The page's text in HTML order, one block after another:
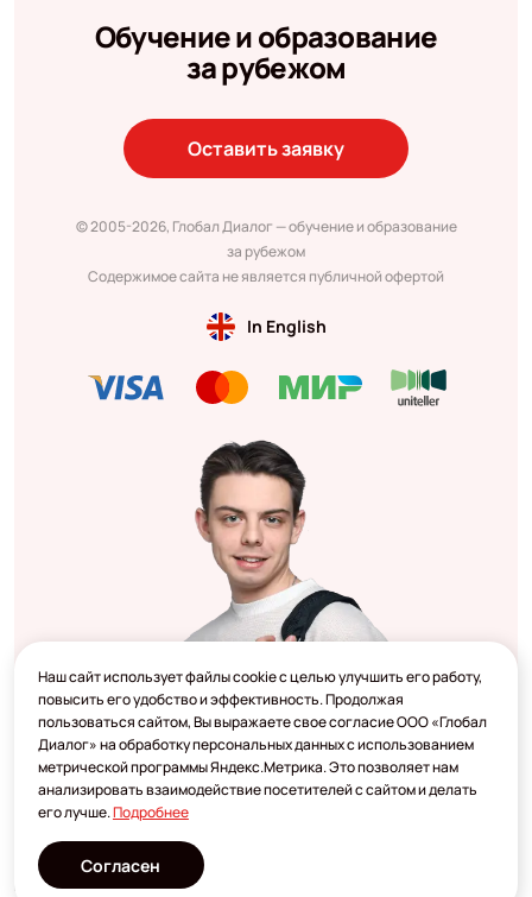
Обучение и образование
за рубежом
Оставить заявку
© 2005-2026, Глобал Диалог — обучение и образование
за рубежом
Содержимое сайта не является публичной офертой
In English
Разработано
Наш сайт использует файлы cookie с целью улучшить его работу,
повысить его удобство и эффективность. Продолжая
пользоваться сайтом, Вы выражаете свое согласие ООО «Глобал
Диалог» на обработку персональных данных с использованием
метрической программы Яндекс.Метрика. Это позволяет нам
анализировать взаимодействие посетителей с сайтом и делать
его лучше.Подробнее
Согласен